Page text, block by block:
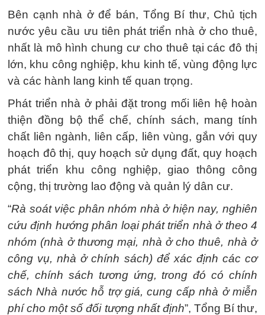
Bên cạnh nhà ở để bán, Tổng Bí thư, Chủ tịch
nước yêu cầu ưu tiên phát triển nhà ở cho thuê,
nhất là mô hình chung cư cho thuê tại các đô thị
lớn, khu công nghiệp, khu kinh tế, vùng động lực
và các hành lang kinh tế quan trọng.
Phát triển nhà ở phải đặt trong mối liên hệ hoàn
thiện đồng bộ thể chế, chính sách, mang tính
chất liên ngành, liên cấp, liên vùng, gắn với quy
hoạch đô thị, quy hoạch sử dụng đất, quy hoạch
phát triển khu công nghiệp, giao thông công
cộng, thị trường lao động và quản lý dân cư.
“Rà soát việc phân nhóm nhà ở hiện nay, nghiên
cứu định hướng phân loại phát triển nhà ở theo 4
nhóm (nhà ở thương mại, nhà ở cho thuê, nhà ở
công vụ, nhà ở chính sách) để xác định các cơ
chế, chính sách tương ứng, trong đó có chính
sách Nhà nước hỗ trợ giá, cung cấp nhà ở miễn
phí cho một số đối tượng nhất định”, Tổng Bí thư,